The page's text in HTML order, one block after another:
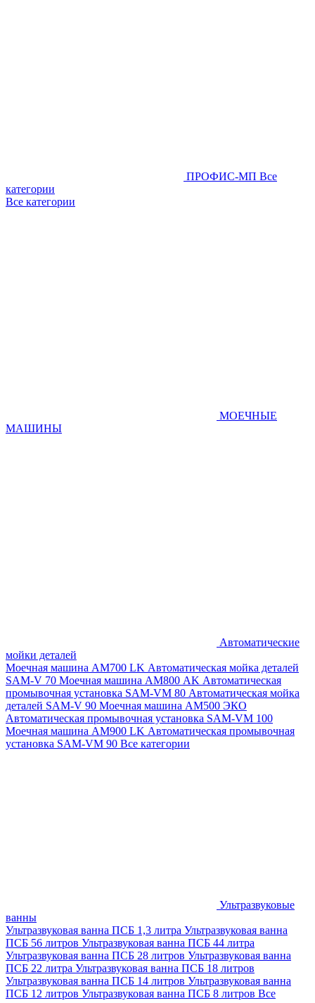
ПРОФИС-МП Все
категории
Все категории
МОЕЧНЫЕ
МАШИНЫ
Автоматические
мойки деталей
Моечная машина AM700 LK Автоматическая мойка деталей
SAM-V 70 Моечная машина АМ800 AK Автоматическая
промывочная установка SAM-VM 80 Автоматическая мойка
деталей SAM-V 90 Моечная машина АМ500 ЭКО
Автоматическая промывочная установка SAM-VM 100
Моечная машина AM900 LK Автоматическая промывочная
установка SAM-VM 90 Все категории
Ультразвуковые
ванны
Ультразвуковая ванна ПСБ 1,3 литра Ультразвуковая ванна
ПСБ 56 литров Ультразвуковая ванна ПСБ 44 литра
Ультразвуковая ванна ПСБ 28 литров Ультразвуковая ванна
ПСБ 22 литра Ультразвуковая ванна ПСБ 18 литров
Ультразвуковая ванна ПСБ 14 литров Ультразвуковая ванна
ПСБ 12 литров Ультразвуковая ванна ПСБ 8 литров Все